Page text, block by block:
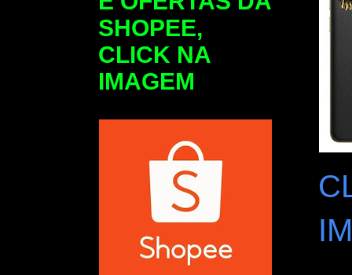
SHOPEE,
CLICK NA
IMAGEM